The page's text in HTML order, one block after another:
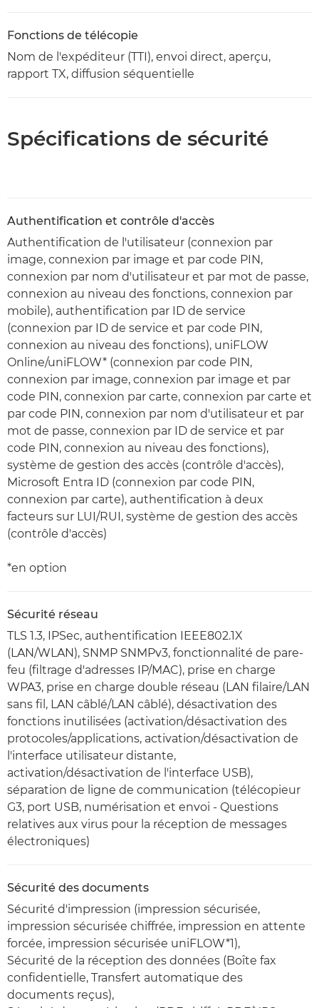
Fonctions de télécopie
Nom de l'expéditeur (TTI), envoi direct, aperçu,
rapport TX, diffusion séquentielle
Spécifications de sécurité
Authentification et contrôle d'accès
Authentification de l'utilisateur (connexion par
image, connexion par image et par code PIN,
connexion par nom d'utilisateur et par mot de passe,
connexion au niveau des fonctions, connexion par
mobile), authentification par ID de service
(connexion par ID de service et par code PIN,
connexion au niveau des fonctions), uniFLOW
Online/uniFLOW* (connexion par code PIN,
connexion par image, connexion par image et par
code PIN, connexion par carte, connexion par carte et
par code PIN, connexion par nom d'utilisateur et par
mot de passe, connexion par ID de service et par
code PIN, connexion au niveau des fonctions),
système de gestion des accès (contrôle d'accès),
Microsoft Entra ID (connexion par code PIN,
connexion par carte), authentification à deux
facteurs sur LUI/RUI, système de gestion des accès
(contrôle d'accès)
*en option
Sécurité réseau
TLS 1.3, IPSec, authentification IEEE802.1X
(LAN/WLAN), SNMP SNMPv3, fonctionnalité de pare-
feu (filtrage d'adresses IP/MAC), prise en charge
WPA3, prise en charge double réseau (LAN filaire/LAN
sans fil, LAN câblé/LAN câblé), désactivation des
fonctions inutilisées (activation/désactivation des
protocoles/applications, activation/désactivation de
l'interface utilisateur distante,
activation/désactivation de l'interface USB),
séparation de ligne de communication (télécopieur
G3, port USB, numérisation et envoi - Questions
relatives aux virus pour la réception de messages
électroniques)
Sécurité des documents
Sécurité d'impression (impression sécurisée,
impression sécurisée chiffrée, impression en attente
forcée, impression sécurisée uniFLOW*1),
Sécurité de la réception des données (Boîte fax
confidentielle, Transfert automatique des
documents reçus),